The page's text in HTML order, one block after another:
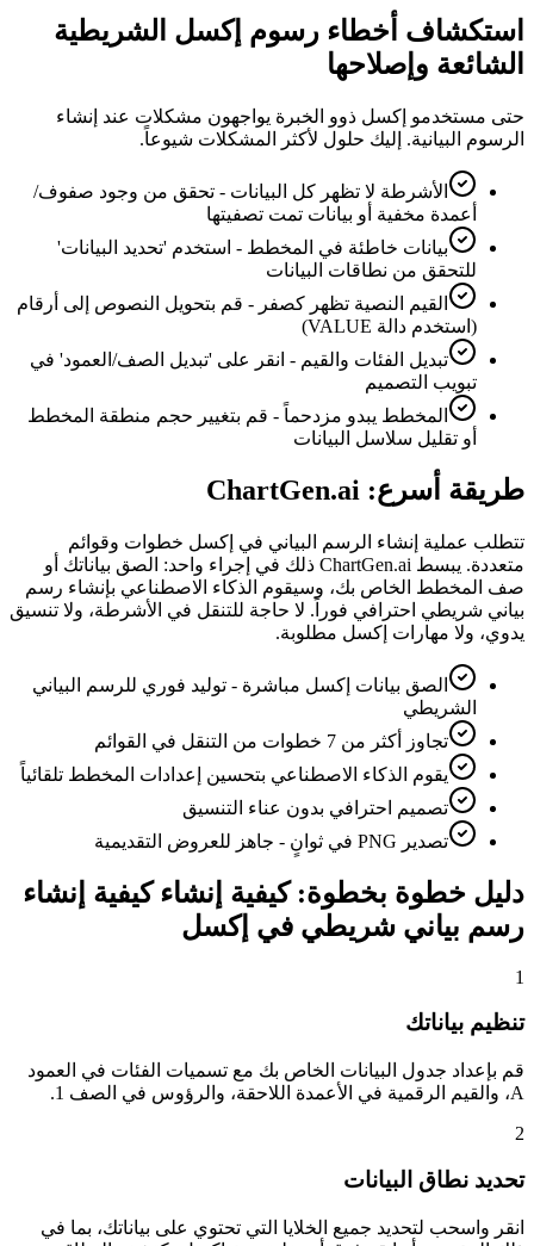
استكشاف أخطاء رسوم إكسل الشريطية
الشائعة وإصلاحها
حتى مستخدمو إكسل ذوو الخبرة يواجهون مشكلات عند إنشاء
الرسوم البيانية. إليك حلول لأكثر المشكلات شيوعاً.
الأشرطة لا تظهر كل البيانات - تحقق من وجود صفوف/
أعمدة مخفية أو بيانات تمت تصفيتها
بيانات خاطئة في المخطط - استخدم 'تحديد البيانات'
للتحقق من نطاقات البيانات
القيم النصية تظهر كصفر - قم بتحويل النصوص إلى أرقام
(استخدم دالة VALUE)
تبديل الفئات والقيم - انقر على 'تبديل الصف/العمود' في
تبويب التصميم
المخطط يبدو مزدحماً - قم بتغيير حجم منطقة المخطط
أو تقليل سلاسل البيانات
طريقة أسرع: ChartGen.ai
تتطلب عملية إنشاء الرسم البياني في إكسل خطوات وقوائم
متعددة. يبسط ChartGen.ai ذلك في إجراء واحد: الصق بياناتك أو
صف المخطط الخاص بك، وسيقوم الذكاء الاصطناعي بإنشاء رسم
بياني شريطي احترافي فوراً. لا حاجة للتنقل في الأشرطة، ولا تنسيق
يدوي، ولا مهارات إكسل مطلوبة.
الصق بيانات إكسل مباشرة - توليد فوري للرسم البياني
الشريطي
تجاوز أكثر من 7 خطوات من التنقل في القوائم
يقوم الذكاء الاصطناعي بتحسين إعدادات المخطط تلقائياً
تصميم احترافي بدون عناء التنسيق
تصدير PNG في ثوانٍ - جاهز للعروض التقديمية
دليل خطوة بخطوة: كيفية إنشاء كيفية إنشاء
رسم بياني شريطي في إكسل
1
تنظيم بياناتك
قم بإعداد جدول البيانات الخاص بك مع تسميات الفئات في العمود
A، والقيم الرقمية في الأعمدة اللاحقة، والرؤوس في الصف 1.
2
تحديد نطاق البيانات
انقر واسحب لتحديد جميع الخلايا التي تحتوي على بياناتك، بما في